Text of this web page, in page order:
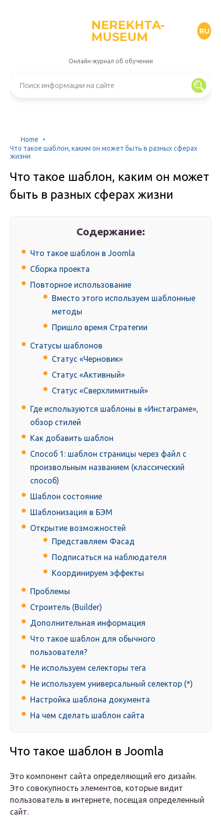
NEREKHTA-
MUSEUM
RU
Онлайн-журнал об обучении
Home
Что такое шаблон, каким он может быть в разных сферах
жизни
Что такое шаблон, каким он может
быть в разных сферах жизни
Содержание:
Что такое шаблон в Joomla
Сборка проекта
Повторное использование
Вместо этого используем шаблонные
методы
Пришло время Стратегии
Статусы шаблонов
Статус «Черновик»
Статус «Активный»
Статус «Сверхлимитный»
Где используются шаблоны в «Инстаграме»,
обзор стилей
Как добавить шаблон
Способ 1: шаблон страницы через файл с
произвольным названием (классический
способ)
Шаблон состояние
Шаблонизация в БЭМ
Открытие возможностей
Представляем Фасад
Подписаться на наблюдателя
Координируем эффекты
Проблемы
Строитель (Builder)
Дополнительная информация
Что такое шаблон для обычного
пользователя?
Не используем селекторы тега
Не используем универсальный селектор (*)
Настройка шаблона документа
На чем сделать шаблон сайта
Что такое шаблон в Joomla
Это компонент сайта определяющий его дизайн.
Это совокупность элементов, которые видит
пользователь в интернете, посещая определенный
сайт.